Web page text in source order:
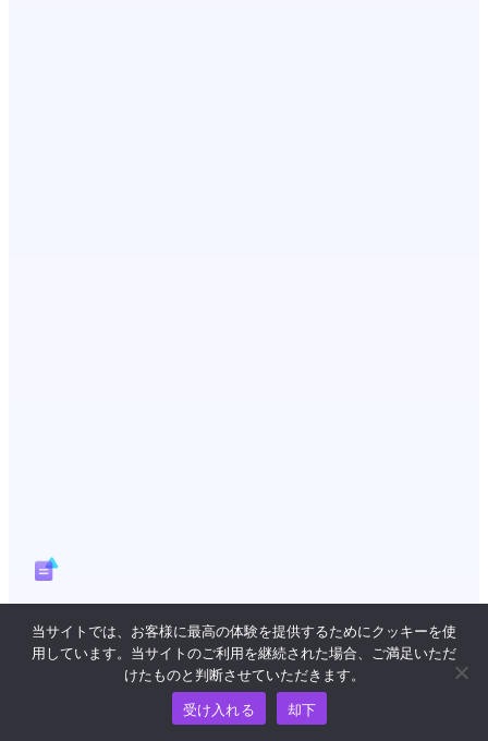
支払い
効率的かつ確実にファンドの分配を
完了するためのアシスト
当サイトでは、お客様に最高の体験を提供するためにクッキーを使
用しています。当サイトのご利用を継続された場合、ご満足いただ
けたものと判断させていただきます。
受け入れる
却下